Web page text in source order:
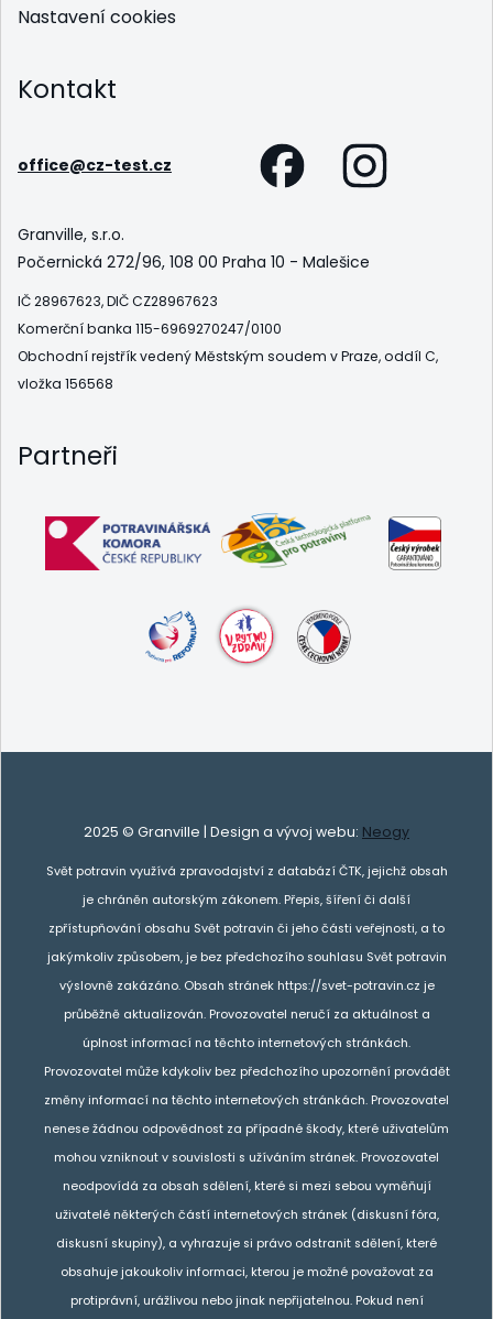
Nastavení cookies
Kontakt
office@cz-test.cz
Granville, s.r.o.
Počernická 272/96, 108 00 Praha 10 - Malešice
IČ 28967623, DIČ CZ28967623
Komerční banka 115-6969270247/0100
Obchodní rejstřík vedený Městským soudem v Praze, oddíl C,
vložka 156568
Partneři
2025 © Granville | Design a vývoj webu: Neogy
Svět potravin využívá zpravodajství z databází ČTK, jejichž obsah
je chráněn autorským zákonem. Přepis, šíření či další
zpřístupňování obsahu Svět potravin či jeho části veřejnosti, a to
jakýmkoliv způsobem, je bez předchozího souhlasu Svět potravin
výslovně zakázáno. Obsah stránek https://svet-potravin.cz je
průběžně aktualizován. Provozovatel neručí za aktuálnost a
úplnost informací na těchto internetových stránkách.
Provozovatel může kdykoliv bez předchozího upozornění provádět
změny informací na těchto internetových stránkách. Provozovatel
nenese žádnou odpovědnost za případné škody, které uživatelům
mohou vzniknout v souvislosti s užíváním stránek. Provozovatel
neodpovídá za obsah sdělení, které si mezi sebou vyměňují
uživatelé některých částí internetových stránek (diskusní fóra,
diskusní skupiny), a vyhrazuje si právo odstranit sdělení, které
obsahuje jakoukoliv informaci, kterou je možné považovat za
protiprávní, urážlivou nebo jinak nepřijatelnou. Pokud není